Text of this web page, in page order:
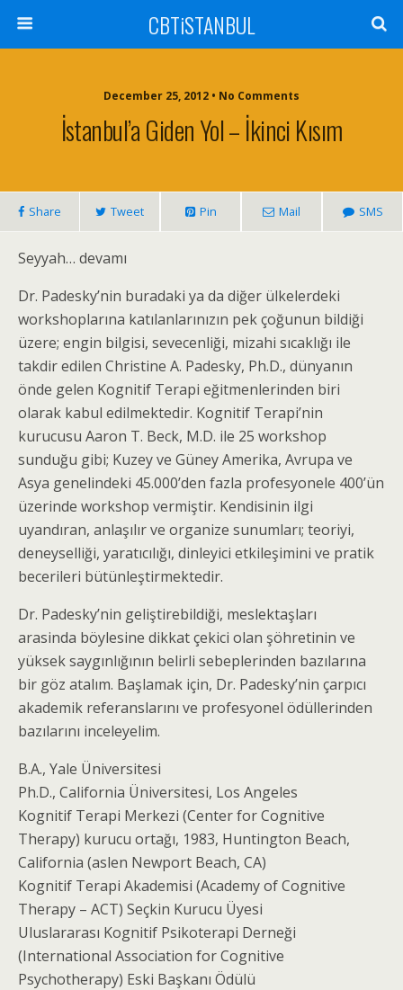
CBTiSTANBUL
December 25, 2012 • No Comments
İstanbul’a Giden Yol – İkinci Kısım
Share Tweet Pin Mail SMS
Seyyah… devamı
Dr. Padesky’nin buradaki ya da diğer ülkelerdeki
workshoplarına katılanlarınızın pek çoğunun bildiği
üzere; engin bilgisi, sevecenliği, mizahi sıcaklığı ile
takdir edilen Christine A. Padesky, Ph.D., dünyanın
önde gelen Kognitif Terapi eğitmenlerinden biri
olarak kabul edilmektedir. Kognitif Terapi’nin
kurucusu Aaron T. Beck, M.D. ile 25 workshop
sunduğu gibi; Kuzey ve Güney Amerika, Avrupa ve
Asya genelindeki 45.000’den fazla profesyonele 400’ün
üzerinde workshop vermiştir. Kendisinin ilgi
uyandıran, anlaşılır ve organize sunumları; teoriyi,
deneyselliği, yaratıcılığı, dinleyici etkileşimini ve pratik
becerileri bütünleştirmektedir.
Dr. Padesky’nin geliştirebildiği, meslektaşları
arasinda böylesine dikkat çekici olan şöhretinin ve
yüksek saygınlığının belirli sebeplerinden bazılarına
bir göz atalım. Başlamak için, Dr. Padesky’nin çarpıcı
akademik referanslarını ve profesyonel ödüllerinden
bazılarını inceleyelim.
B.A., Yale Üniversitesi
Ph.D., California Üniversitesi, Los Angeles
Kognitif Terapi Merkezi (Center for Cognitive
Therapy) kurucu ortağı, 1983, Huntington Beach,
California (aslen Newport Beach, CA)
Kognitif Terapi Akademisi (Academy of Cognitive
Therapy – ACT) Seçkin Kurucu Üyesi
Uluslararası Kognitif Psikoterapi Derneği
(International Association for Cognitive
Psychotherapy) Eski Başkanı Ödülü